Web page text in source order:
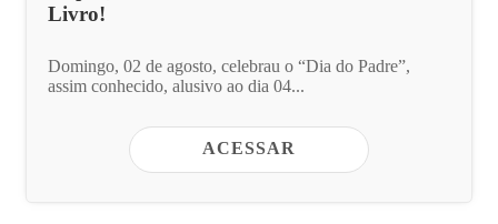
Livro!
Domingo, 02 de agosto, celebrau o “Dia do Padre”,
assim conhecido, alusivo ao dia 04...
ACESSAR